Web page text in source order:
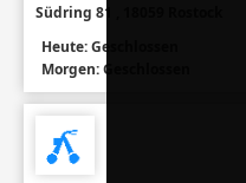
Südring 81 , 18059 Rostock
Heute: Geschlossen
Morgen: Geschlossen